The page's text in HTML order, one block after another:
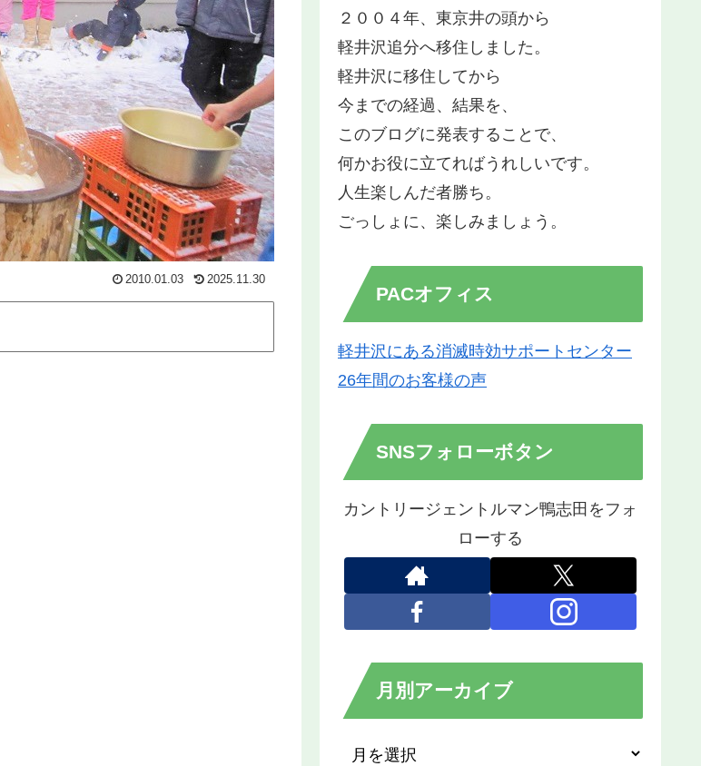
2010.01.03 2025.11.30
２００４年、東京井の頭から
軽井沢追分へ移住しました。
軽井沢に移住してから
今までの経過、結果を、
このブログに発表することで、
何かお役に立てればうれしいです。
人生楽しんだ者勝ち。
ごっしょに、楽しみましょう。
PACオフィス
軽井沢にある消滅時効サポートセンター
26年間のお客様の声
SNSフォローボタン
カントリージェントルマン鴨志田をフォ
ローする
月別アーカイブ